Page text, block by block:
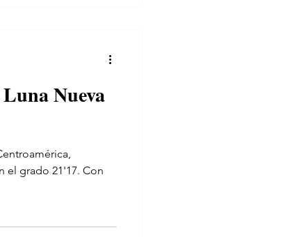
Nueva
el grado 21'17. Con